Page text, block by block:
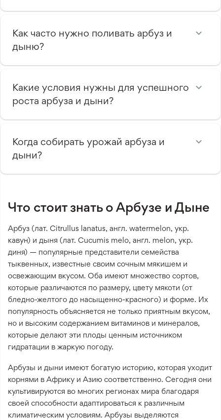
Как часто нужно поливать арбуз и
дыню?
Какие условия нужны для успешного
роста арбуза и дыни?
Когда собирать урожай арбуза и
дыни?
Что стоит знать о Арбузе и Дыне
Арбуз (лат. Citrullus lanatus, англ. watermelon, укр.
кавун) и дыня (лат. Cucumis melo, англ. melon, укр.
диня) — популярные представители семейства
тыквенных, известные своим сочным мякишем и
освежающим вкусом. Оба имеют множество сортов,
которые различаются по размеру, цвету мякоти (от
бледно-желтого до насыщенно-красного) и форме. Их
популярность объясняется не только приятным вкусом,
но и высоким содержанием витаминов и минералов,
которые делают эти плоды ценным источником
гидратации в жаркую погоду.
Арбузы и дыни имеют богатую историю, которая уходит
корнями в Африку и Азию соответственно. Сегодня они
культивируются во многих регионах мира благодаря
своей способности адаптироваться к различным
климатическим условиям. Арбузы выделяются